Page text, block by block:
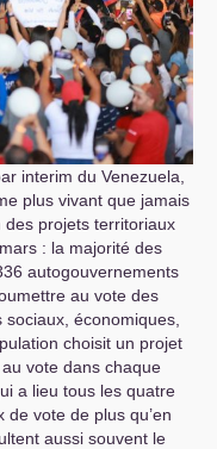
interim du Venezuela,
plus vivant que jamais
des projets territoriaux
: la majorité des
autogouvernements
au vote des
économiques,
choisit un projet
vote dans chaque
a lieu tous les quatre
vote de plus qu’en
aussi souvent le